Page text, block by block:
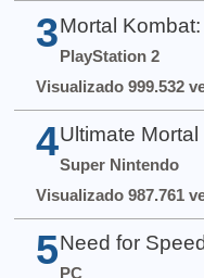
3 Mortal
PlayStation 2
Visualizado 999.532
4 Ultimate
Super Nintendo
Visualizado 987.761
5 Need for
PC